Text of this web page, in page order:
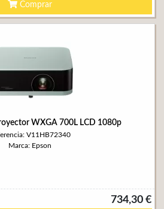
Comprar
WXGA 700L LCD 1080p
V11HB72340
Marca: Epson
734,30 €